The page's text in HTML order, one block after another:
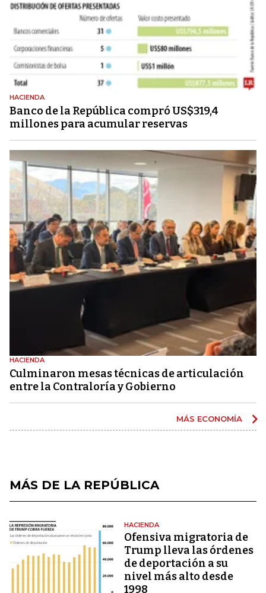
HACIENDA
Banco de la República compró US$319,4
millones para acumular reservas
HACIENDA
Culminaron mesas técnicas de articulación
entre la Contraloría y Gobierno
MÁS ECONOMÍA
MÁS DE LA REPÚBLICA
HACIENDA
Ofensiva migratoria de
Trump lleva las órdenes
de deportación a su
nivel más alto desde
1998